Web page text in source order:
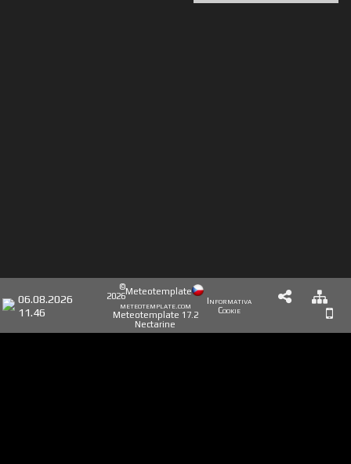
06.08.2026
11.46
©
2026Meteotemplate
meteotemplate.com
Meteotemplate 17.2
Nectarine
Informativa
Cookie